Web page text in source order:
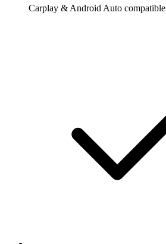
Carplay & Android Auto compatible